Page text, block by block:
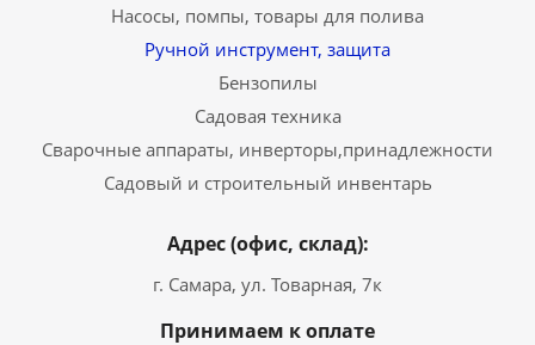
Насосы, помпы, товары для полива
Ручной инструмент, защита
Бензопилы
Садовая техника
Сварочные аппараты, инверторы,принадлежности
Садовый и строительный инвентарь
Адрес (офис, склад):
г. Самара, ул. Товарная, 7к
Принимаем к оплате